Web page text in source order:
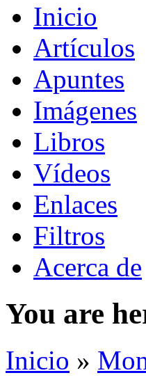
Inicio
Artículos
Apuntes
Imágenes
Libros
Vídeos
Enlaces
Filtros
Acerca de
You are
Inicio »